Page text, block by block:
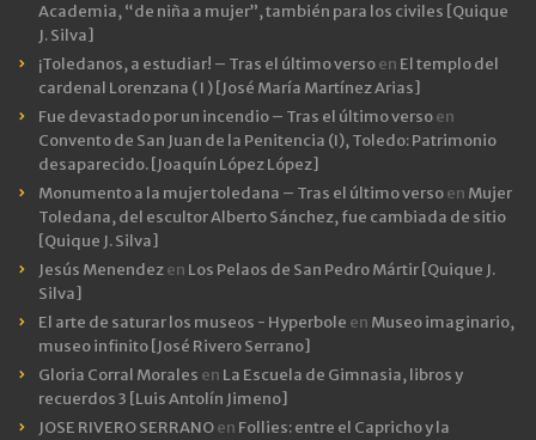
Academia, “de niña a mujer”, también para los civiles [Quique
J. Silva]
¡Toledanos, a estudiar! – Tras el último versoen El templo del
cardenal Lorenzana ( I ) [José María Martínez Arias]
Fue devastado por un incendio – Tras el último versoen
Convento de San Juan de la Penitencia (I), Toledo: Patrimonio
desaparecido. [Joaquín López López]
Monumento a la mujer toledana – Tras el último versoen Mujer
Toledana, del escultor Alberto Sánchez, fue cambiada de sitio
[Quique J. Silva]
Jesús Menendezen Los Pelaos de San Pedro Mártir [Quique J.
Silva]
El arte de saturar los museos - Hyperbole en Museo imaginario,
museo infinito [José Rivero Serrano]
Gloria Corral Morales en La Escuela de Gimnasia, libros y
recuerdos 3 [Luis Antolín Jimeno]
JOSE RIVERO SERRANOen Follies: entre el Capricho y la